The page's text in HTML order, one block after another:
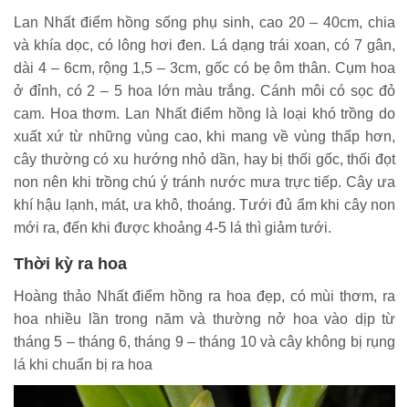
Lan Nhất điểm hồng sống phụ sinh, cao 20 – 40cm, chia
và khía dọc, có lông hơi đen. Lá dạng trái xoan, có 7 gân,
dài 4 – 6cm, rộng 1,5 – 3cm, gốc có bẹ ôm thân. Cụm hoa
ở đỉnh, có 2 – 5 hoa lớn màu trắng. Cánh môi có sọc đỏ
cam. Hoa thơm. Lan Nhất điểm hồng là loại khó trồng do
xuất xứ từ những vùng cao, khi mang về vùng thấp hơn,
cây thường có xu hướng nhỏ dần, hay bị thối gốc, thối đọt
non nên khi trồng chú ý tránh nước mưa trực tiếp. Cây ưa
khí hậu lạnh, mát, ưa khô, thoáng. Tưới đủ ẩm khi cây non
mới ra, đến khi được khoảng 4-5 lá thì giảm tưới.
Thời kỳ ra hoa
Hoàng thảo Nhất điểm hồng ra hoa đẹp, có mùi thơm, ra
hoa nhiều lần trong năm và thường nở hoa vào dịp từ
tháng 5 – tháng 6, tháng 9 – tháng 10 và cây không bị rụng
lá khi chuẩn bị ra hoa